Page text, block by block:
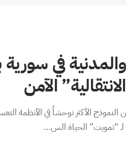
في
الآمن
الأكثر توحشاً في الأنظمة
لـ “تمويت” الحياة الس…